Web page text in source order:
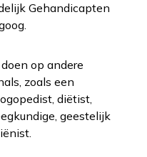
Gehandicapten
op andere
zoals een
diëtist,
geestelijk